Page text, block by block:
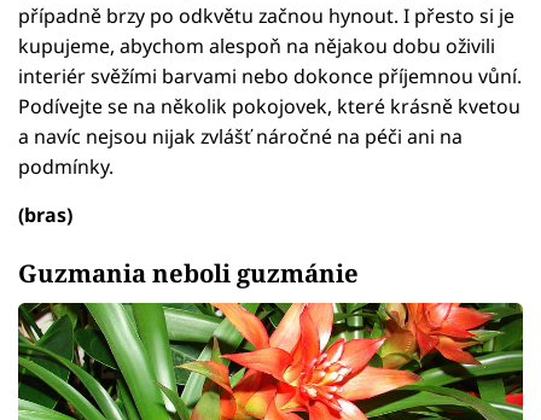
případně brzy po odkvětu začnou hynout. I přesto si je
kupujeme, abychom alespoň na nějakou dobu oživili
interiér svěžími barvami nebo dokonce příjemnou vůní.
Podívejte se na několik pokojovek, které krásně kvetou
a navíc nejsou nijak zvlášť náročné na péči ani na
podmínky.
(bras)
Guzmania neboli guzmánie